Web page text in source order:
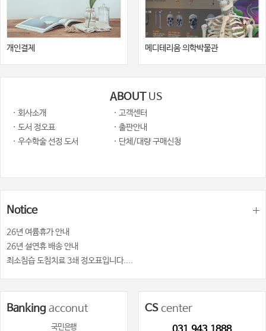
개인결제 메디테리움 의학박물관
ABOUTUS
· 회사소개
· 고객센터
· 도서 정오표
· 출판안내
· 우수학술 선정 도서
· 단체/대량 구매신청
Notice
26년 여륨휴가 안내
26년 설연휴 배송 안내
최소침습 도침치료 3쇄 정오표입니다....
Banking acconut
국민은행
CScenter